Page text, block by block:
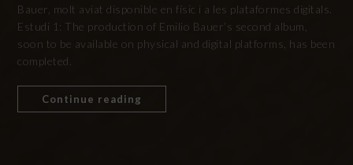
Bauer, molt aviat disponible en físic i a les plataformes digitals.
Estudi 1: The production of Emilio Bauer‘s second album,
soon to be available on physical and digital platforms, has been
completed.
Continue reading